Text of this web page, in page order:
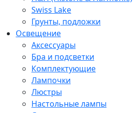
Swiss Lake
Грунты, подложки
Освещение
Аксессуары
Бра и подсветки
Комплектующие
Лампочки
Люстры
Настольные лампы